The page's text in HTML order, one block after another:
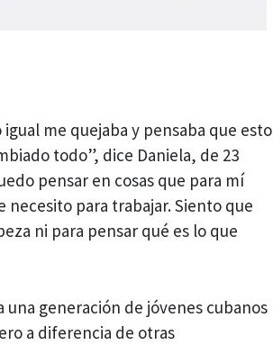
igual me quejaba y pensaba que esto
todo”, dice Daniela, de 23
pensar en cosas que para mí
para trabajar. Siento que
ni para pensar qué es lo que
generación de jóvenes cubanos
a diferencia de otras